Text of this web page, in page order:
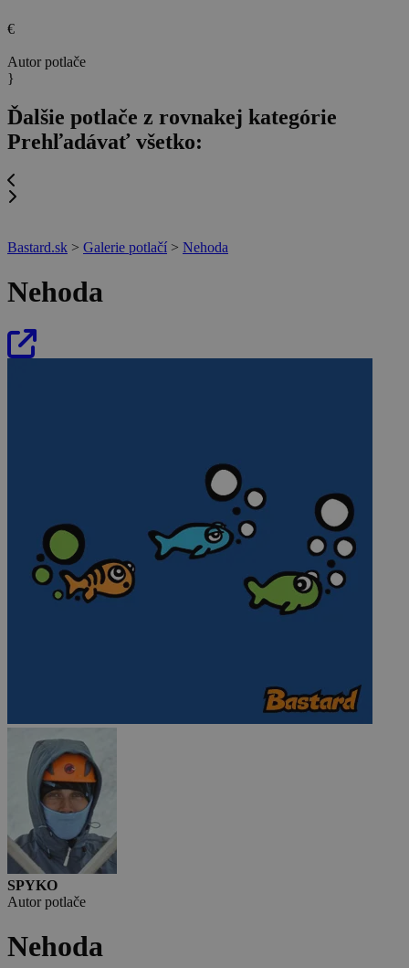
€
Autor potlače
}
Ďalšie potlače z rovnakej kategórie
Prehľadávať všetko:
Bastard.sk > Galerie potlačí > Nehoda
Nehoda
SPYKO
Autor potlače
Nehoda